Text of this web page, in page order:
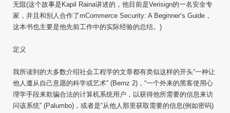
无阻(这个故事是Kapil Raina讲述的，他目前是Verisign的一名安全专
家，并且和别人合作了mCommerce Security: A Beginner‘s Guide，
这本书也主要是他先前工作中的实际经验的总结。)
定义
我所读到的大多数介绍社会工程学的文章都有类似这样的开头“一种让
他人遵从自己意愿的科学或艺术” (Bernz 2)，“一个外来的黑客使用心
理学手段来欺骗合法的计算机系统用户，以获得他所需要的信息来访
问该系统” (Palumbo)，或者是“从他人那里获取需要的信息(例如密码)